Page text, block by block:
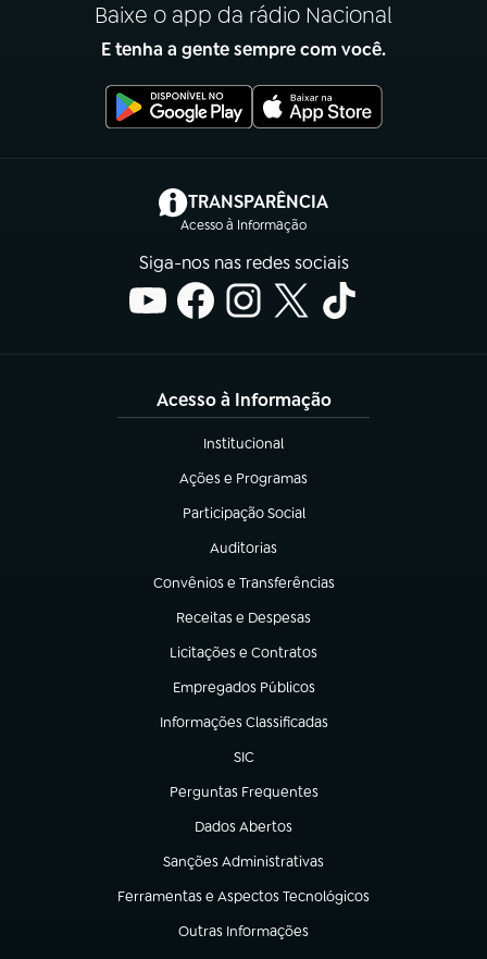
Baixe o app da rádio Nacional
E tenha a gente sempre com você.
TRANSPARÊNCIA
Acesso à Informação
(abre em nova aba)
Siga-nos nas redes sociais
Acesso à Informação
Institucional
(abre em nova aba)
Ações e Programas
(abre em nova aba)
Participação Social
(abre em nova aba)
Auditorias
(abre em nova aba)
Convênios e Transferências
(abre em nova aba)
Receitas e Despesas
(abre em nova aba)
Licitações e Contratos
(abre em nova aba)
Empregados Públicos
(abre em nova aba)
Informações Classificadas
(abre em nova aba)
SIC
(abre em nova aba)
Perguntas Frequentes
(abre em nova aba)
Dados Abertos
(abre em nova aba)
Sanções Administrativas
(abre em nova aba)
Ferramentas e Aspectos Tecnológicos
(abre em nova aba)
Outras Informações
(abre em nova aba)